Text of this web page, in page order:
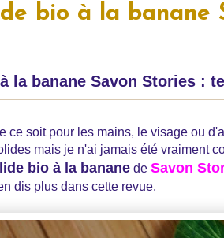
bio à la banane
la banane Savon Stories :
ce soit pour les mains, le visage ou
mais je n'ai jamais été vraiment
bio à la banane de Savon
dis plus dans cette revue.